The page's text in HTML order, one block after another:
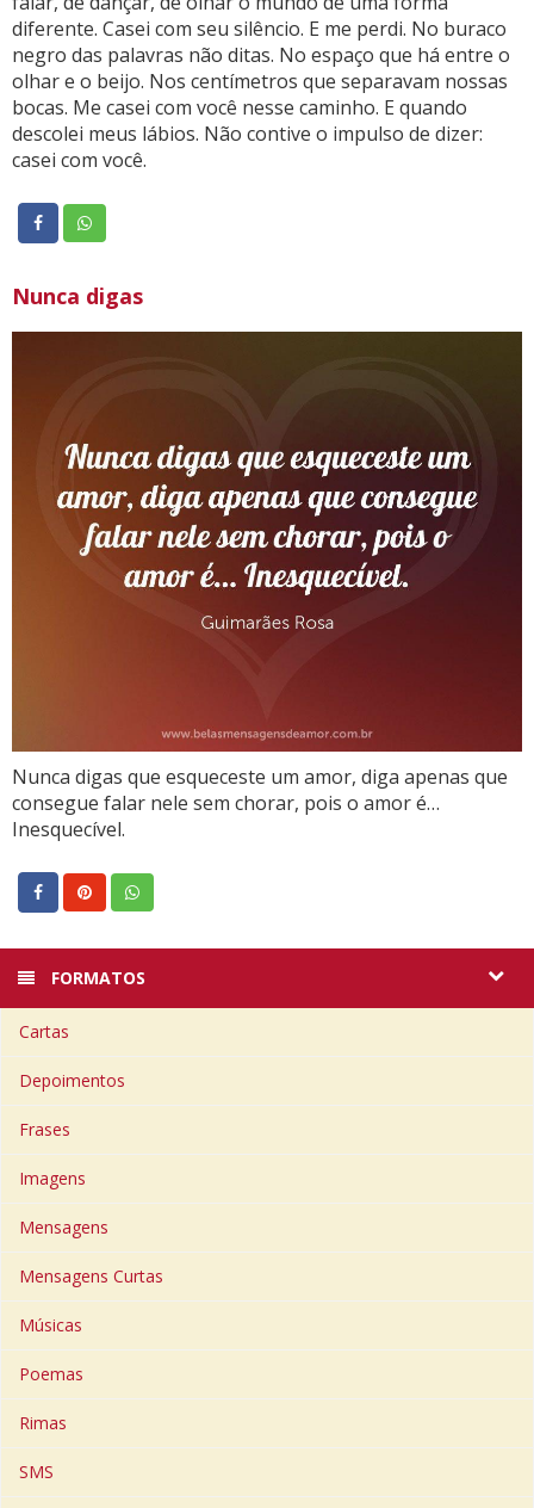
diferente. Casei com seu silêncio. E me perdi. No buraco
negro das palavras não ditas. No espaço que há entre o
olhar e o beijo. Nos centímetros que separavam nossas
bocas. Me casei com você nesse caminho. E quando
descolei meus lábios. Não contive o impulso de dizer:
casei com você.
Nunca digas
Nunca digas que esqueceste um amor, diga apenas que
consegue falar nele sem chorar, pois o amor é…
Inesquecível.
FORMATOS
Cartas
Depoimentos
Frases
Imagens
Mensagens
Mensagens Curtas
Músicas
Poemas
Rimas
SMS